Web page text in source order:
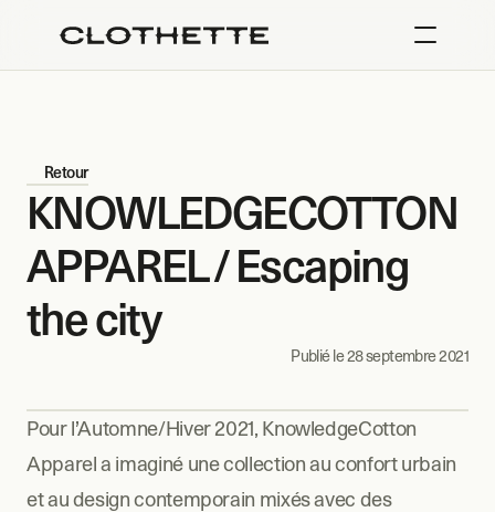
Retour
KNOWLEDGECOTTON
APPAREL / Escaping
the city
Publié le 28 septembre 2021
Pour l’Automne/Hiver 2021, KnowledgeCotton
Apparel a imaginé une collection au confort urbain
et au design contemporain mixés avec des